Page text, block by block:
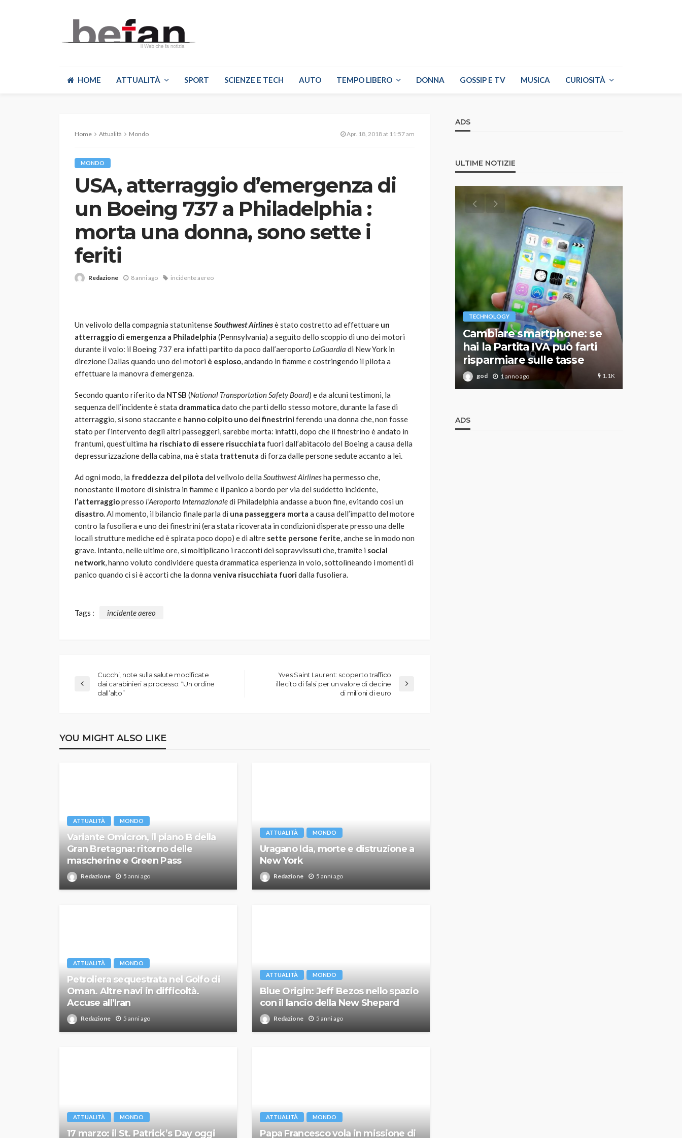
HOME ATTUALITÀ SPORT SCIENZE E TECH AUTO TEMPO LIBERO DONNA GOSSIP E TV MUSICA CURIOSITÀ
Home Attualità Mondo Apr. 18, 2018 at 11:57 am
MONDO
USA, atterraggio d’emergenza di
un Boeing 737 a Philadelphia :
morta una donna, sono sette i
feriti
Redazione 8 anni ago incidente aereo
Un velivolo della compagnia statunitenseSouthwest Airlinesè stato costretto ad effettuare un
atterraggio di emergenza a Philadelphia (Pennsylvania) a seguito dello scoppio di uno dei motori
durante il volo: il Boeing 737 era infatti partito da poco dall’aeroporto LaGuardia di New York in
direzione Dallas quando uno dei motori è esploso, andando in fiamme e costringendo il pilota a
effettuare la manovra d’emergenza.
Secondo quanto riferito da NTSB (National Transportation Safety Board) e da alcuni testimoni, la
sequenza dell’incidente è stata drammatica dato che parti dello stesso motore, durante la fase di
atterraggio, si sono staccante e hanno colpito uno dei finestriniferendo una donna che, non fosse
stato per l’intervento degli altri passeggeri, sarebbe morta: infatti, dopo che il finestrino è andato in
frantumi, quest’ultima ha rischiato di essere risucchiata fuori dall’abitacolo del Boeing a causa della
depressurizzazione della cabina, ma è stata trattenuta di forza dalle persone sedute accanto a lei.
Ad ogni modo, la freddezza del pilota del velivolo della Southwest Airlinesha permesso che,
nonostante il motore di sinistra in fiamme e il panico a bordo per via del suddetto incidente,
l’atterraggiopresso l’Aeroporto Internazionaledi Philadelphia andasse a buon fine, evitando così un
disastro. Al momento, il bilancio finale parla di una passeggera morta a causa dell’impatto del motore
contro la fusoliera e uno dei finestrini (era stata ricoverata in condizioni disperate presso una delle
locali strutture mediche ed è spirata poco dopo) e di altre sette persone ferite, anche se in modo non
grave. Intanto, nelle ultime ore, si moltiplicano i racconti dei sopravvissuti che, tramite i social
network, hanno voluto condividere questa drammatica esperienza in volo, sottolineando i momenti di
panico quando ci si è accorti che la donna veniva risucchiata fuoridalla fusoliera.
Tags : incidente aereo
Cucchi, note sulla salute modificate
dai carabinieri a processo: “Un ordine
dall’alto”
Yves Saint Laurent: scoperto traffico
illecito di falsi per un valore di decine
di milioni di euro
YOU MIGHT ALSO LIKE
ATTUALITÀ MONDO
Variante Omicron, il piano B della
Gran Bretagna: ritorno delle
mascherine e Green Pass
Redazione 5 anni ago
ATTUALITÀ MONDO
Uragano Ida, morte e distruzione a
New York
Redazione 5 anni ago
ATTUALITÀ MONDO
Petroliera sequestrata nel Golfo di
Oman. Altre navi in difficoltà.
Accuse all’Iran
Redazione 5 anni ago
ATTUALITÀ MONDO
Blue Origin: Jeff Bezos nello spazio
con il lancio della New Shepard
Redazione 5 anni ago
ATTUALITÀ MONDO
17 marzo: il St. Patrick’s Day oggi
ATTUALITÀ MONDO
Papa Francesco vola in missione di
ADS
ULTIME NOTIZIE
VARIE
Robot tagliaerba: quale
scegliere per il tuo prato
god 1 anno ago
Davis: tennis mondiale e
passione per
l’automobilismo
abbracciano la stessa causa
TECHNOLOGY
Cambiare smartphone: se
hai la Partita IVA può farti
risparmiare sulle tasse
god 1 anno ago 1.1K
ADS